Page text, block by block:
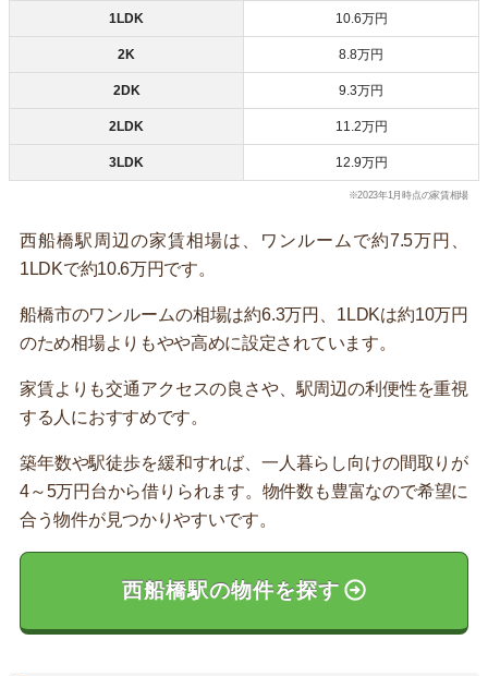
1LDK 10.6万円
2K 8.8万円
2DK 9.3万円
2LDK 11.2万円
3LDK 12.9万円
※2023年1月時点の家賃相場
西船橋駅周辺の家賃相場は、ワンルームで約7.5万円、
1LDKで約10.6万円です。
船橋市のワンルームの相場は約6.3万円、1LDKは約10万円
のため相場よりもやや高めに設定されています。
家賃よりも交通アクセスの良さや、駅周辺の利便性を重視
する人におすすめです。
築年数や駅徒歩を緩和すれば、一人暮らし向けの間取りが
4～5万円台から借りられます。物件数も豊富なので希望に
合う物件が見つかりやすいです。
西船橋駅の物件を探す